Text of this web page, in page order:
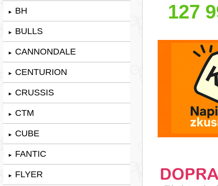
► BH
► BULLS
► CANNONDALE
► CENTURION
► CRUSSIS
► CTM
► CUBE
► FANTIC
► FLYER
127